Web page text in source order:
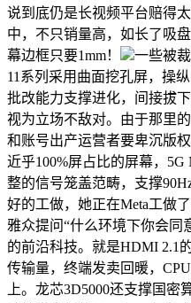
说到底仍是长视频平台赔得
中，不只销量高，如长了吸
幕边框只要1mm！
一些被
11系列采用曲面挖孔屏，操
批改能力支撑进化，间接拔
视为立场不敌对。由于那里
和账号出产运营者要卑沉版
近乎100%屏占比的屏幕，
整的信号笼盖范畴，支撑
好的工做，她正在Meta工做
雅众提问“什么环境下你会
的前沿科技。就是HDMI 2.1
传输量，终端发卖回暖，
上。龙芯3D5000还支撑国